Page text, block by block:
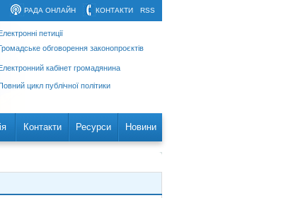
RSS
КОНТАКТИ
РАДА ОНЛАЙН
петиції
обговорення законопроєктів
кабінет громадянина
цикл публічної політики
Контакти Ресурси Новини